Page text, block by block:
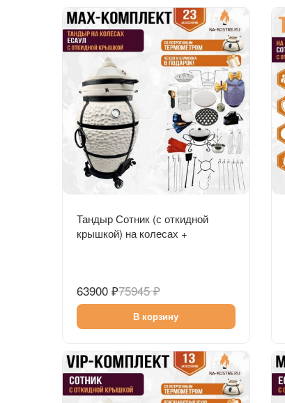
Тандыр Сотник (с откидной
крышкой) на колесах +
63900 ₽75945 ₽
В корзину